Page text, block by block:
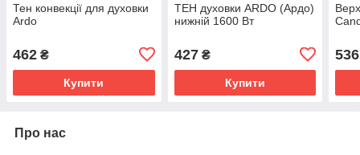
Тен конвекції для духовки
Ardo
462 ₴
Купити
ТЕН духовки ARDO (Ардо)
нижній 1600 Вт
427₴
Купити
536
Про нас